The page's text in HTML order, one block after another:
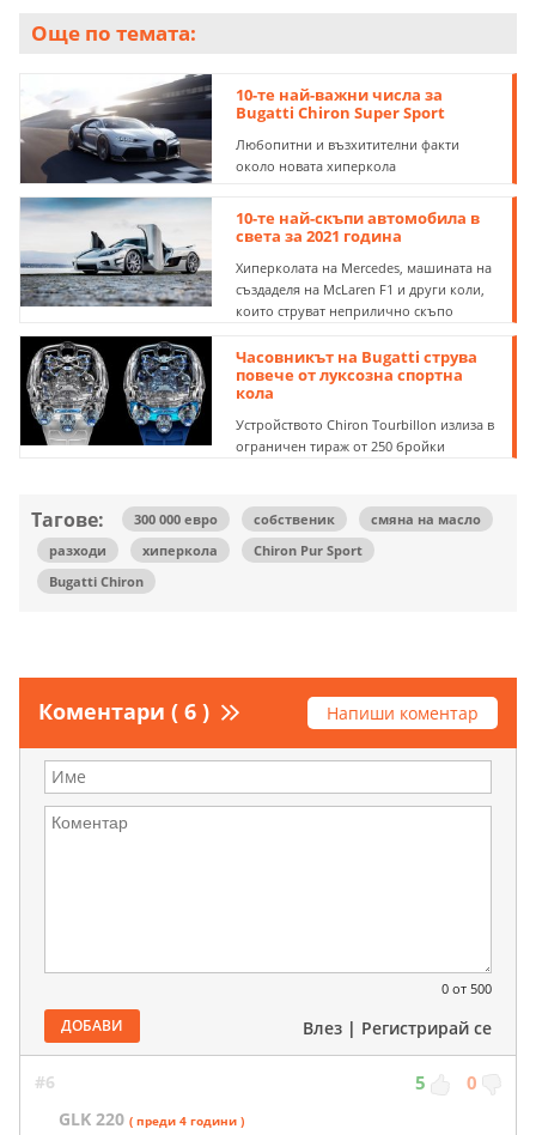
Още по темата:
10-те най-важни числа за
Bugatti Chiron Super Sport
Любопитни и възхитителни факти
около новата хиперкола
10-те най-скъпи автомобила в
света за 2021 година
Хиперколата на Mercedes, машината на
създаделя на McLaren F1 и други коли,
които струват неприлично скъпо
Часовникът на Bugatti струва
повече от луксозна спортна
кола
Устройството Chiron Tourbillon излиза в
ограничен тираж от 250 бройки
Тагове: 300 000 евро собственик
смяна на масло
разходи
хиперкола
Chiron Pur Sport
Bugatti Chiron
Коментари ( 6 ) Напиши коментар
0 от 500
ДОБАВИ Влез | Регистрирай се
#6 5 0
GLK 220 ( преди 4 години )